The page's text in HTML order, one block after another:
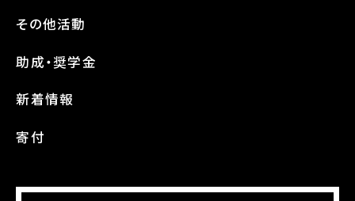
その他活動
助成・奨学金
新着情報
寄付